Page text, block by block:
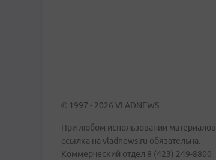
© 1997 - 2026 VLADNEWS
При любом использовании материалов
ссылка на vladnews.ru обязательна.
Коммерческий отдел 8 (423) 249-8800